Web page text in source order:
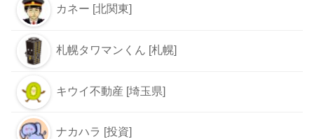
カネー [北関東]
札幌タワマンくん [札幌]
キウイ不動産 [埼玉県]
ナカハラ [投資]